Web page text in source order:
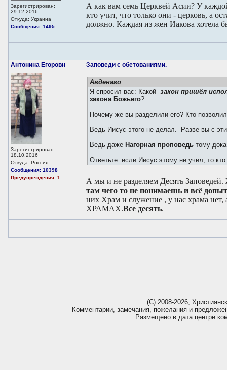
Зарегистрирован:
29.12.2016
Откуда: Украина
Сообщения: 1495
А как вам семь Церквей Асии? У
кто учит, что только они - церковь, а
должно. Каждая из жен Иакова хотела
Антонина Егоровн
Зарегистрирован:
18.10.2016
Откуда: Россия
Сообщения: 10398
Предупреждения: 1
Заповеди с обетованиями.
Авденаго
Я спросил вас: Какой закон пришёл
закона Божьего?
Почему же вы разделили его? Кто
Ведь Иисус этого не делал. Разве вы с
Ведь даже Нагорная проповедь тому
Ответьте: если Иисус этому не учил, то
А мы и не разделяем Десять
там чего то не понимаешь и всё
них Храм и служение , у нас храма
ХРАМАХ.Все десять.
(С) 2008-2026,
Комментарии, замечания, пожелания и
Размещено в дата центре